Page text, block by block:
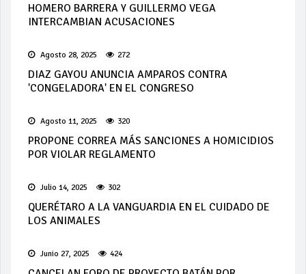
HOMERO BARRERA Y GUILLERMO VEGA
INTERCAMBIAN ACUSACIONES
Agosto 28, 2025 272
DIAZ GAYOU ANUNCIA AMPAROS CONTRA
'CONGELADORA' EN EL CONGRESO
Agosto 11, 2025 320
PROPONE CORREA MÁS SANCIONES A HOMICIDIOS
POR VIOLAR REGLAMENTO
Julio 14, 2025 302
QUERÉTARO A LA VANGUARDIA EN EL CUIDADO DE
LOS ANIMALES
Junio 27, 2025 424